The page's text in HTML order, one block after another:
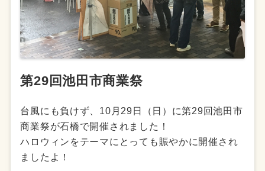
第29回池田市商業祭
台風にも負けず、10月29日（日）に第29回池田市
商業祭が石橋で開催されました！
ハロウィンをテーマにとっても賑やかに開催 され
ましたよ！